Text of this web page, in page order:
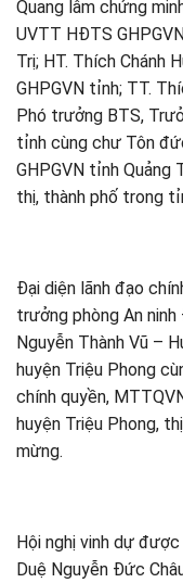
Quang lâm chứng
UVTT HĐTS
Trị; HT. Thích Chánh
GHPGVN tỉnh; TT.
Phó trưởng BTS,
tỉnh cùng chư Tôn
GHPGVN tỉnh Quảng
thị, thành phố trong
Đại diện lãnh đạo
trưởng phòng An ninh
Nguyễn Thành Vũ –
huyện Triệu Phong
chính quyền,
huyện Triệu Phong,
mừng.
Hội nghị vinh dự
Duệ Nguyễn Đức